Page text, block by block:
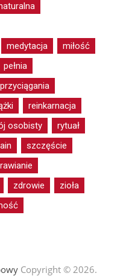
medytacja
miłość
pełnia
reinkarnacja
osobisty
rytuał
szczęście
zdrowie
zioła
Copyright © 2026.